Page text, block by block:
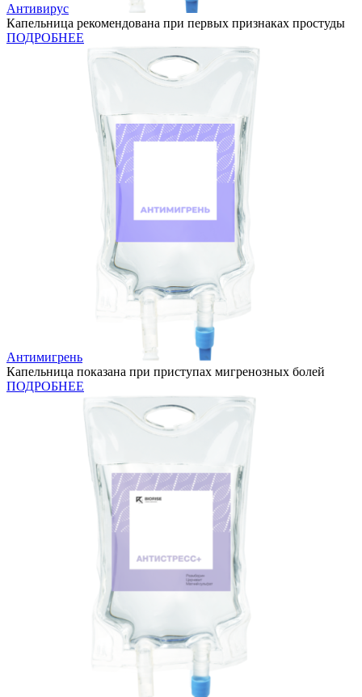
Антивирус
Капельница рекомендована при первых признаках простуды
ПОДРОБНЕЕ
Антимигрень
Капельница показана при приступах мигренозных болей
ПОДРОБНЕЕ